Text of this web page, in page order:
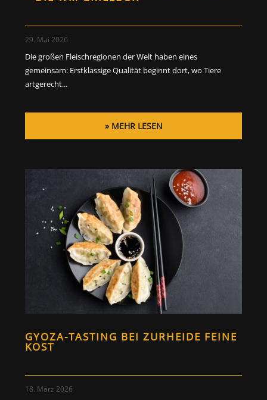
29. Mai 2026
Die großen Fleischregionen der Welt haben eines
gemeinsam: Erstklassige Qualität beginnt dort, wo Tiere
artgerecht...
MEHR LESEN
GYOZA-TASTING BEI ZURHEIDE FEINE
KOST
18. März 2026